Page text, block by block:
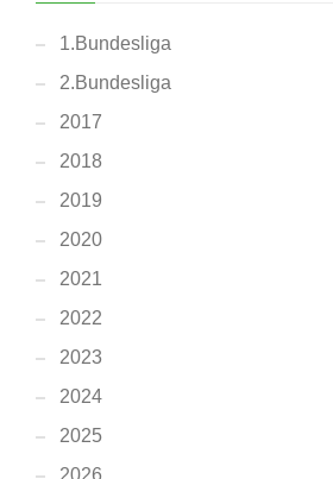
1.Bundesliga
2.Bundesliga
2017
2018
2019
2020
2021
2022
2023
2024
2025